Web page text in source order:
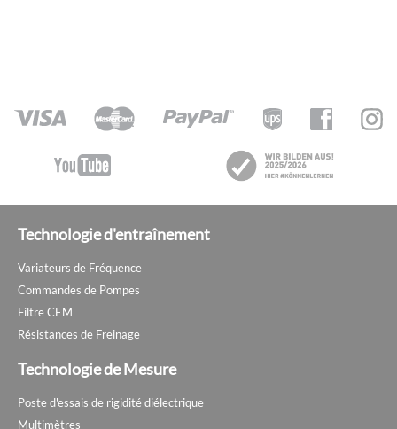
Technologie d'entraînement
Variateurs de Fréquence
Commandes de Pompes
Filtre CEM
Résistances de Freinage
Technologie de Mesure
Poste d'essais de rigidité diélectrique
Multimètres